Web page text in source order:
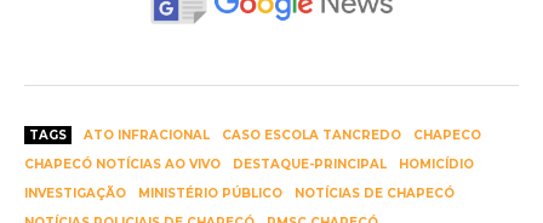
TAGS ATO INFRACIONAL CASO ESCOLA TANCREDO
CHAPECO
CHAPECÓ NOTÍCIAS AO VIVO
DESTAQUE-PRINCIPAL
HOMICÍDIO
INVESTIGAÇÃO
MINISTÉRIO PÚBLICO
NOTÍCIAS DE CHAPECÓ